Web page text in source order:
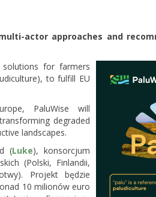
actor approaches and
for farmers
to fulfill EU
PaluWise will
degraded
landscapes.
(Luke), konsorcjum
(Polski, Finlandii,
Projekt będzie
10 milionów euro